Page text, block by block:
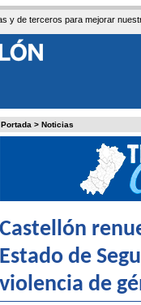
y de terceros para mejorar
Portada > Noticias
Castellón
Estado de
violencia de